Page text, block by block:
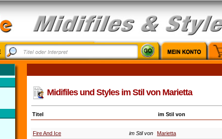
Midifiles und Styles im Stil von Marietta
Titel im Stil von
Fire And Ice
im Stil von Marietta